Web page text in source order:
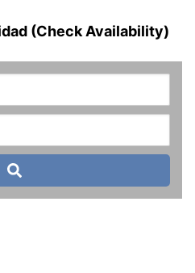
(Check Availability)